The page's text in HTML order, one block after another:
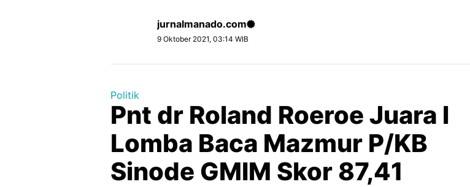
jurnalmanado.com
9 Oktober 2021, 03:14 WIB
Politik
Pnt dr Roland Roeroe Juara l
Lomba Baca Mazmur P/KB
Sinode GMIM Skor 87,41